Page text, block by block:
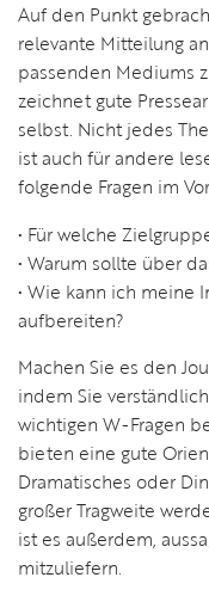
Auf den Punkt
relevante Mitteilung
passenden Mediums
zeichnet gute
selbst. Nicht jedes
ist auch für andere
folgende Fragen im
• Für welche
• Warum sollte über
• Wie kann ich meine
aufbereiten?
Machen Sie es den
indem Sie
wichtigen W-Fragen
bieten eine gute
Dramatisches oder
großer Tragweite
ist es außerdem,
mitzuliefern.